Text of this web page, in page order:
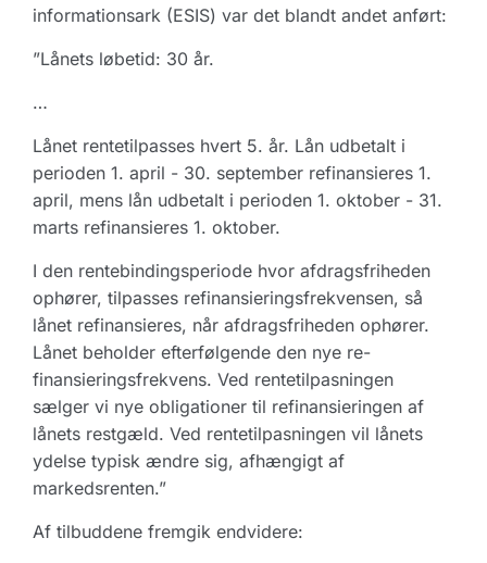
informationsark (ESIS) var det blandt andet anført:
”Lånets løbetid: 30 år.
…
Lånet rentetilpasses hvert 5. år. Lån udbetalt i
perioden 1. april - 30. september refinansieres 1.
april, mens lån udbetalt i perioden 1. oktober - 31.
marts refinansieres 1. oktober.
I den rentebindingsperiode hvor afdragsfriheden
ophører, tilpasses refinansieringsfrekvensen, så
lånet refinansieres, når afdragsfriheden ophører.
Lånet beholder efterfølgende den nye re-
finansieringsfrekvens. Ved rentetilpasningen
sælger vi nye obligationer til refinansieringen af
lånets restgæld. Ved rentetilpasningen vil lånets
ydelse typisk ændre sig, afhængigt af
markedsrenten.”
Af tilbuddene fremgik endvidere: